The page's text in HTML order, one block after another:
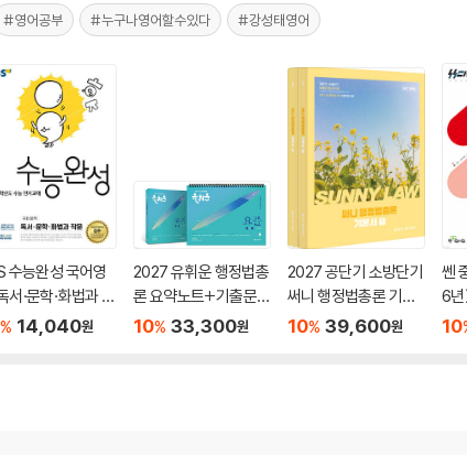
#영어공부 #누구나영어할수있다 #강성태영어
수능완성 국어영
서·문학·화법과 작
년)
% 14,040원
2027 유휘운 행정법총
론 요약노트+기출문제
(요.플.)
10% 33,300원
2027 공단기 소방단기
써니 행정법총론 기본
서
10% 39,600원
쎈
6
10